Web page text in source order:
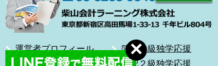
運営者プロフィール
合格体験記
簿記１級独学応援
簿記２級独学応援